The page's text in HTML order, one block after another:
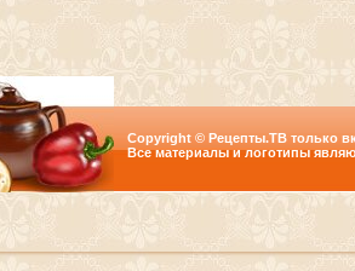
Copyright © Рецепты.ТВ только
Все материалы и логотипы